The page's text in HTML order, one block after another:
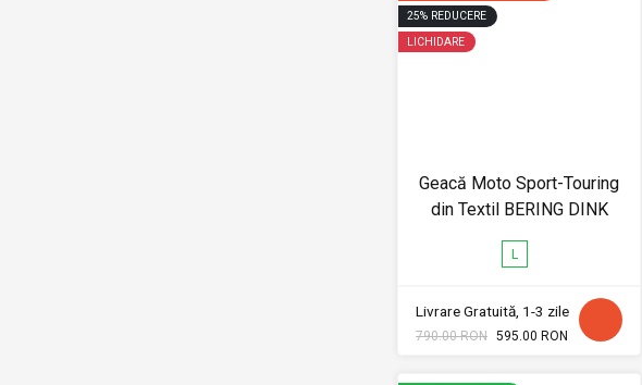
25% REDUCERE
LICHIDARE
Geacă Moto Sport-Touring
din Textil BERING DINK
L
Livrare Gratuită, 1-3 zile
790.00 RON 595.00 RON